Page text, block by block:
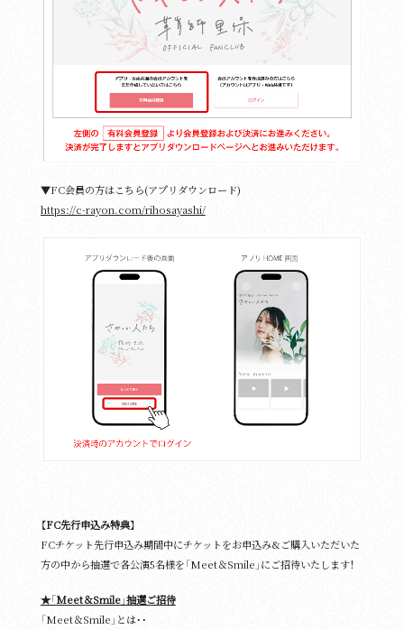
▼FC会員の方はこちら(アプリダウンロード)
https://c-rayon.com/rihosayashi/
【FC先行申込み特典】
FCチケット先行申込み期間中にチケットをお申込み&ご購入いただいた
方の中から抽選で各公演5名様を「Meet＆Smile」にご招待いたします！
★「Meet＆Smile」抽選ご招待
「Meet＆Smile」とは・・